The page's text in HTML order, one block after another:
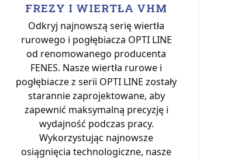
FREZY I WIERTŁA VHM
Odkryj najnowszą serię wiertła
rurowego i pogłębiacza OPTI LINE
od renomowanego producenta
FENES. Nasze wiertła rurowe i
pogłębiacze z serii OPTI LINE zostały
starannie zaprojektowane, aby
zapewnić maksymalną precyzję i
wydajność podczas pracy.
Wykorzystując najnowsze
osiągnięcia technologiczne, nasze